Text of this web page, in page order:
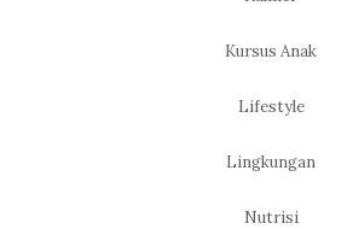
Kursus Anak
Lifestyle
Lingkungan
Nutrisi